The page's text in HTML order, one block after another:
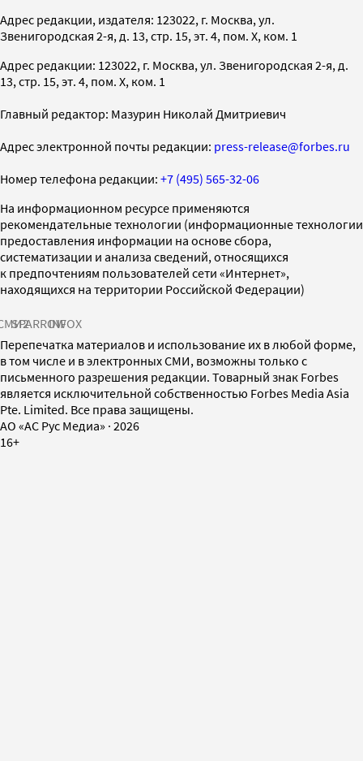
Адрес редакции, издателя: 123022, г. Москва, ул.
Звенигородская 2-я, д. 13, стр. 15, эт. 4, пом. X, ком. 1
Адрес редакции: 123022, г. Москва, ул. Звенигородская 2-я, д.
13, стр. 15, эт. 4, пом. X, ком. 1
Главный редактор: Мазурин Николай Дмитриевич
Адрес электронной почты редакции: press-release@forbes.ru
Номер телефона редакции: +7 (495) 565-32-06
На информационном ресурсе применяются
рекомендательные технологии (информационные технологии
предоставления информации на основе сбора,
систематизации и анализа сведений, относящихся
к предпочтениям пользователей сети «Интернет»,
находящихся на территории Российской Федерации)
SPARROWINFOX
Перепечатка материалов и использование их в любой форме,
в том числе и в электронных СМИ, возможны только с
письменного разрешения редакции. Товарный знак Forbes
является исключительной собственностью Forbes Media Asia
Pte. Limited. Все права защищены.
AO «АС Рус Медиа» · 2026
16+